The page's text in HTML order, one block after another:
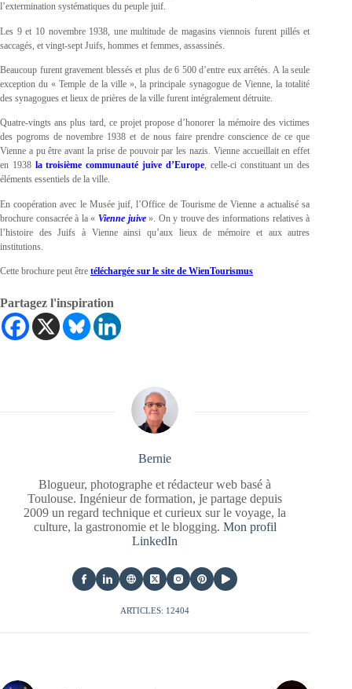
l’extermination systématiques du peuple juif.
Les 9 et 10 novembre 1938, une multitude de magasins viennois furent pillés et
saccagés, et vingt-sept Juifs, hommes et femmes, assassinés.
Beaucoup furent gravement blessés et plus de 6 500 d’entre eux arrêtés. A la seule
exception du « Temple de la ville », la principale synagogue de Vienne, la totalité
des synagogues et lieux de prières de la ville furent intégralement détruite.
Quatre-vingts ans plus tard, ce projet propose d’honorer la mémoire des victimes
des pogroms de novembre 1938 et de nous faire prendre conscience de ce que
Vienne a pu être avant la prise de pouvoir par les nazis. Vienne accueillait en effet
en 1938 la troisième communauté juive d’Europe, celle-ci constituant un des
éléments essentiels de la ville.
En coopération avec le Musée juif, l’Office de Tourisme de Vienne a actualisé sa
brochure consacrée à la « Vienne juive ». On y trouve des informations relatives à
l’histoire des Juifs à Vienne ainsi qu’aux lieux de mémoire et aux autres
institutions.
Cette brochure peut être téléchargée sur le site de WienTourismus
Partagez l'inspiration
Bernie
Blogueur, photographe et rédacteur web basé à
Toulouse. Ingénieur de formation, je partage depuis
2009 un regard technique et curieux sur le voyage, la
culture, la gastronomie et le blogging. Mon profil
LinkedIn
ARTICLES: 12404